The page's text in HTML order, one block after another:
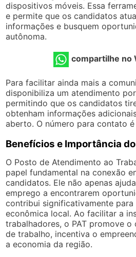
dispositivos móveis. Essa
e permite que os candidatos
informações e busquem
autônoma.
compartilhe no
Para facilitar ainda mais a
disponibiliza um atendimento
permitindo que os candidatos
obtenham informações
aberto. O número para contato
Benefícios e Importância
O Posto de Atendimento ao
papel fundamental na conexão
candidatos. Ele não apenas
emprego a encontrarem
contribui significativamente para
econômica local. Ao facilitar a
trabalhadores, o PAT promove
de trabalho, incentiva o
a economia da região.